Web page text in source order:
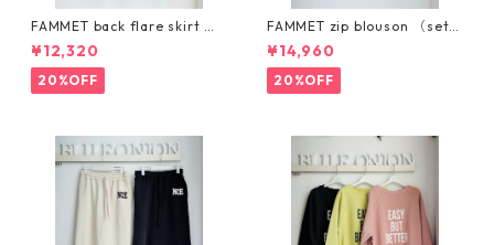
FAMMET back flare skirt （s
etup対応）カフネ cafune 5
45608
¥12,320
20%OFF
FAMMET zip blouson （setu
p対応） 545908 カフネ ca
fune
¥14,960
20%OFF